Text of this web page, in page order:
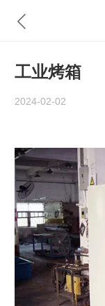
工业烤箱
2024-02-02